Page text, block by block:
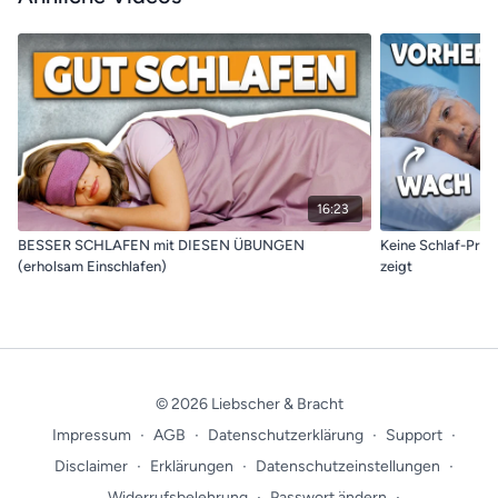
16:23
BESSER SCHLAFEN mit DIESEN ÜBUNGEN
(erholsam Einschlafen)
Keine Schlaf-
zeigt
© 2026 Liebscher & Bracht
Impressum ∙ AGB ∙ Datenschutzerklärung ∙ Support ∙
Disclaimer ∙ Erklärungen ∙ Datenschutzeinstellungen ∙